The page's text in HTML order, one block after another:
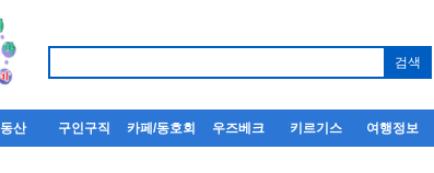
산 구인구직 카페/동호회 우즈베크 키르기스 여행정보